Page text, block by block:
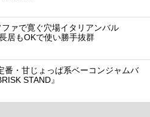
ァで寛ぐ穴場イタリアンバル
居もOKで使い勝手抜群
番・甘じょっぱ系ベーコンジャムバ
STAND』